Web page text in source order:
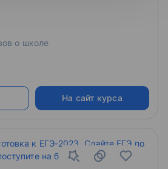
о школе
На сайт курса